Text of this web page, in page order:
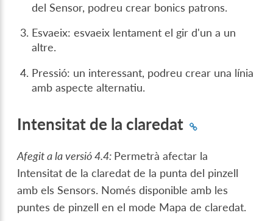
del Sensor, podreu crear bonics patrons.
Esvaeix: esvaeix lentament el gir d'un a un
altre.
Pressió: un interessant, podreu crear una línia
amb aspecte alternatiu.
Intensitat de la claredat
Afegit a la versió 4.4: Permetrà afectar la
Intensitat de la claredat de la punta del pinzell
amb els Sensors. Només disponible amb les
puntes de pinzell en el mode Mapa de claredat.